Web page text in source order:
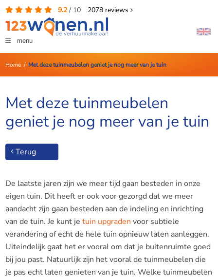
9.2/ 10 2078reviews
menu
Home/ Met deze tuinmeubelen geniet je nog meer van je tuin
Met deze tuinmeubelen
geniet je nog meer van je tuin
Terug
De laatste jaren zijn we meer tijd gaan besteden in onze
eigen tuin. Dit heeft er ook voor gezorgd dat we meer
aandacht zijn gaan besteden aan de indeling en inrichting
van de tuin. Je kunt je tuin upgraden voor subtiele
verandering of echt de hele tuin opnieuw laten aanleggen.
Uiteindelijk gaat het er vooral om dat je buitenruimte goed
bij jou past. Natuurlijk zijn het vooral de tuinmeubelen die
je pas echt laten genieten van je tuin. Welke tuinmeubelen